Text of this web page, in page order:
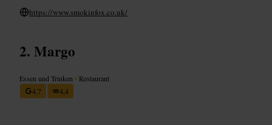
https://www.smokinfox.co.uk/
Margo
Essen und Trinken • Restaurant
4,7
4,4